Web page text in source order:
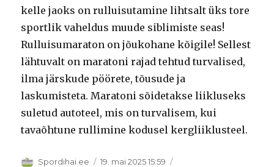
kelle jaoks on rulluisutamine lihtsalt üks tore
sportlik vaheldus muude siblimiste seas!
Rulluisumaraton on jõukohane kõigile! Sellest
lähtuvalt on maratoni rajad tehtud turvalised,
ilma järskude pöörete, tõusude ja
laskumisteta. Maratoni sõidetakse liikluseks
suletud autoteel, mis on turvalisem, kui
tavaõhtune rullimine kodusel kergliiklusteel.
Autor
Spordihai.ee Postitatud
19. mai 2025 15:59